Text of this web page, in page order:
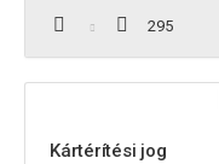
295
Kártérítési jog